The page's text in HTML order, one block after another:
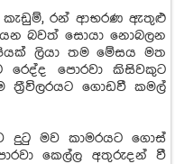
කැඩුම්, රන් ආභරණ ඇතුළු
බවත් සොයා නොබලන
ලියා තම මේසය මත
පොරවා කිසිවකුට
ත්‍රීවිලරයට ගොඩවී කමල්
දුටු මව කාමරයට ගොස්
කෙල්ල අතුරුදන් වී